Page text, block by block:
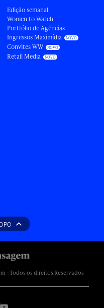
Edição semanal
Women to Watch
Portfólio de Agências
Ingressos Maximídia
Convites WW
Retail Media
- Todos os direitos Reservados